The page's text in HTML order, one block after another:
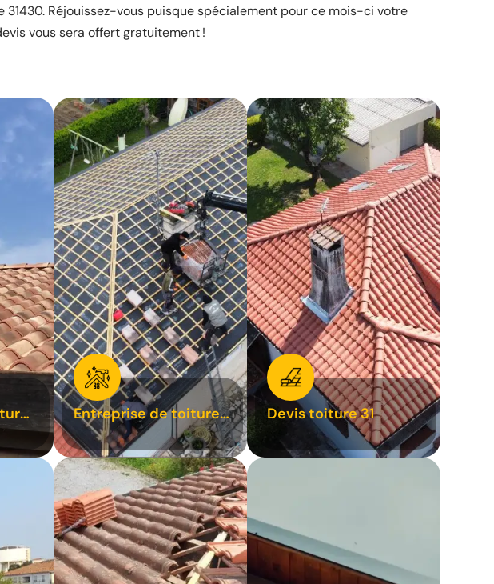
31430. Réjouissez-vous puisque spécialement pour ce mois-ci votre
vous sera offert gratuitement !
Entreprise de toiture
31
Devis toiture 31